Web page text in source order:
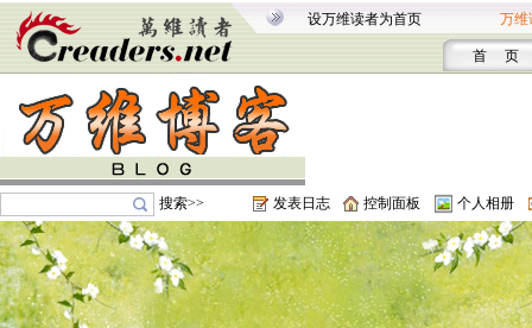
设万维读者为首页 万维
首 页
搜索>> 发表日志 控制面板 个人相册